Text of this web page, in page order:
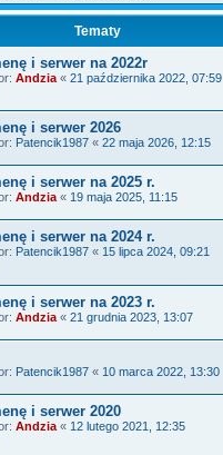
Tematy
i serwer na 2022r
Andzia « 21 października 2022, 07:59
i serwer 2026
Patencik1987 « 22 maja 2026, 12:15
i serwer na 2025 r.
Andzia « 19 maja 2025, 11:15
i serwer na 2024 r.
Patencik1987 « 15 lipca 2024, 09:21
i serwer na 2023 r.
Andzia « 21 grudnia 2023, 13:07
Patencik1987 « 10 marca 2022, 13:30
i serwer 2020
Andzia « 12 lutego 2021, 12:35